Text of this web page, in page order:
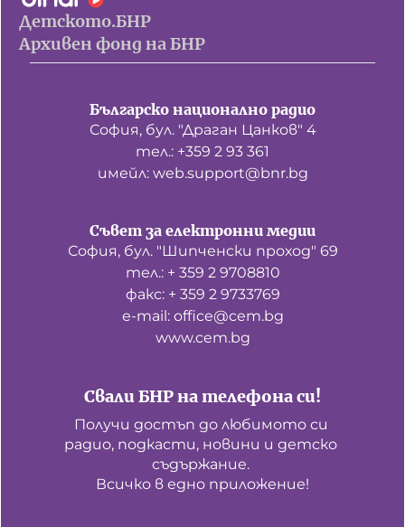
Детското.БНР
Архивен фонд на БНР
Българско национално радио
София, бул. "Драган Цанков" 4
тел.: +359 2 93 361
имейл: web.support@bnr.bg
Свали БНР на телефона си!
Получи достъп до любимото си
радио, подкасти, новини и детско
съдържание.
Всичко в едно приложение!
Съвет за електронни медии
София, бул. "Шипченски проход" 69
тел.: + 359 2 9708810
факс: + 359 2 9733769
е-mail: office@cem.bg
www.cem.bg